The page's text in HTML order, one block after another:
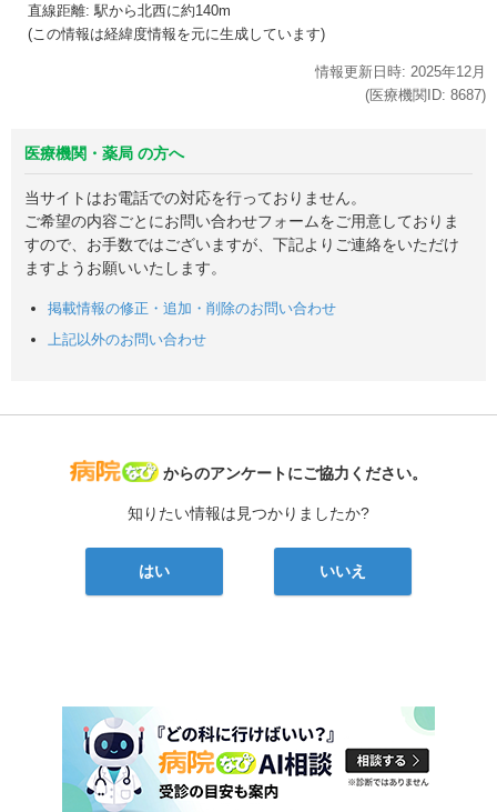
直線距離: 駅から北西に約140m
(この情報は経緯度情報を元に生成しています)
情報更新日時: 2025年12月
(医療機関ID: 8687)
医療機関・薬局 の方へ
当サイトはお電話での対応を行っておりません。
ご希望の内容ごとにお問い合わせフォームをご用意しておりま
すので、お手数ではございますが、下記よりご連絡をいただけ
ますようお願いいたします。
掲載情報の修正・追加・削除のお問い合わせ
上記以外のお問い合わせ
病院なび
からのアンケートにご協力ください。
知りたい情報は見つかりましたか?
はい いいえ